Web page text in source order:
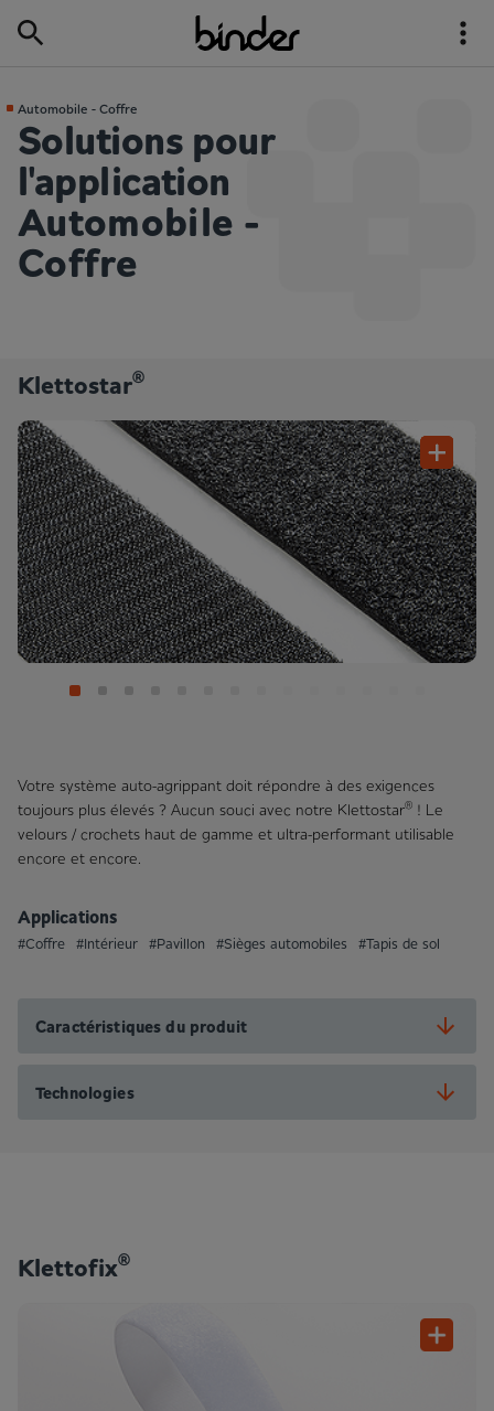
Automobile - Coffre
Solutions pour
l'application
Automobile -
Coffre
Klettostar®
Votre système auto-agrippant doit répondre à des exigences
toujours plus élevés ? Aucun souci avec notre Klettostar® ! Le
velours / crochets haut de gamme et ultra-performant utilisable
encore et encore.
Applications
#Coffre #Intérieur #Pavillon #Sièges automobiles #Tapis de sol
Caractéristiques du produit
Technologies
Klettofix®